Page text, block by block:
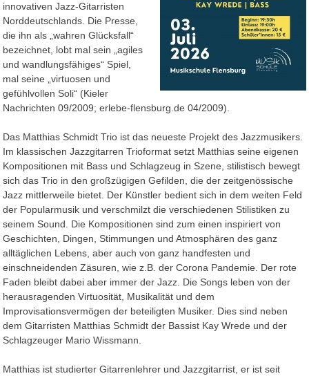
innovativen Jazz-Gitarristen
Norddeutschlands. Die Presse,
die ihn als „wahren Glücksfall“
bezeichnet, lobt mal sein „agiles
und wandlungsfähiges“ Spiel,
mal seine „virtuosen und
gefühlvollen Soli“ (Kieler
Nachrichten 09/2009; erlebe-flensburg.de 04/2009).
Das Matthias Schmidt Trio ist das neueste Projekt des Jazzmusikers.
Im klassischen Jazzgitarren Trioformat setzt Matthias seine eigenen
Kompositionen mit Bass und Schlagzeug in Szene, stilistisch bewegt
sich das Trio in den großzügigen Gefilden, die der zeitgenössische
Jazz mittlerweile bietet. Der Künstler bedient sich in dem weiten Feld
der Popularmusik und verschmilzt die verschiedenen Stilistiken zu
seinem Sound. Die Kompositionen sind zum einen inspiriert von
Geschichten, Dingen, Stimmungen und Atmosphären des ganz
alltäglichen Lebens, aber auch von ganz handfesten und
einschneidenden Zäsuren, wie z.B. der Corona Pandemie. Der rote
Faden bleibt dabei aber immer der Jazz. Die Songs leben von der
herausragenden Virtuosität, Musikalität und dem
Improvisationsvermögen der beteiligten Musiker. Dies sind neben
dem Gitarristen Matthias Schmidt der Bassist Kay Wrede und der
Schlagzeuger Mario Wissmann.
Matthias ist studierter Gitarrenlehrer und Jazzgitarrist, er ist seit